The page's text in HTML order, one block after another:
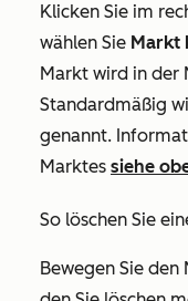
Klicken Sie im
wählen Sie Markt
Markt wird in der
Standardmäßig
genannt.
Marktes siehe
So löschen Sie
Bewegen Sie